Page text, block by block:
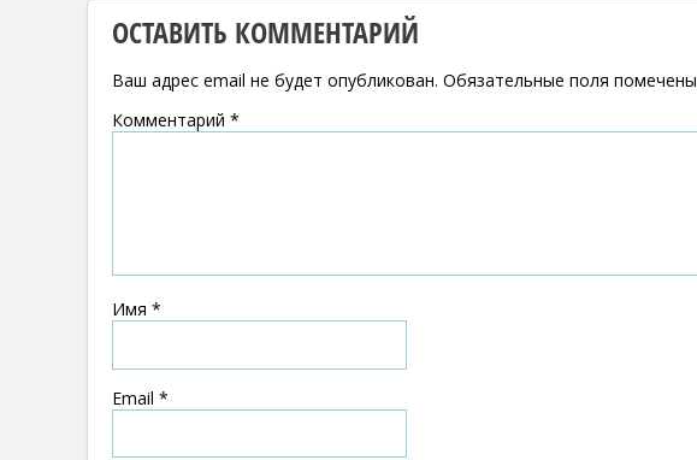
ОСТАВИТЬ КОММЕНТАРИЙ
Ваш адрес email не будет опубликован. Обязательные поля помечены
Комментарий *
Имя *
Email *